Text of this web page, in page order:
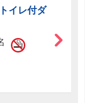
イレ付ダ